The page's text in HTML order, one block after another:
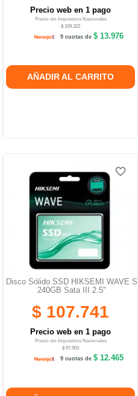
Precio web en 1 pago
Precio sin Impuestos Nacionales
$ 109.322
9 cuotas de$ 13.976
AÑADIR AL CARRITO
Disco Sólido SSD HIKSEMI WAVE S
240GB Sata III 2.5''
$ 107.741
Precio web en 1 pago
Precio sin Impuestos Nacionales
$ 97.503
9 cuotas de$ 12.465
favorite_border
favorite_border